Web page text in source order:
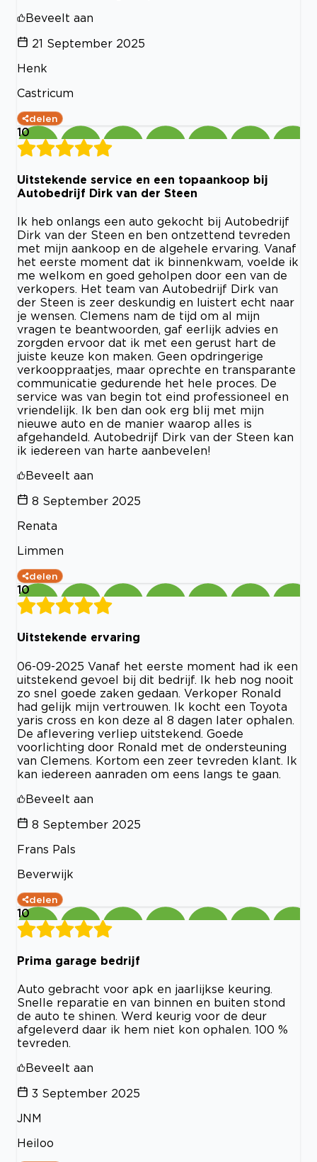
Beveelt aan
21 September 2025
Henk
Castricum
delen
10
Uitstekende service en een topaankoop bij
Autobedrijf Dirk van der Steen
Ik heb onlangs een auto gekocht bij Autobedrijf
Dirk van der Steen en ben ontzettend tevreden
met mijn aankoop en de algehele ervaring. Vanaf
het eerste moment dat ik binnenkwam, voelde ik
me welkom en goed geholpen door een van de
verkopers. Het team van Autobedrijf Dirk van
der Steen is zeer deskundig en luistert echt naar
je wensen. Clemens nam de tijd om al mijn
vragen te beantwoorden, gaf eerlijk advies en
zorgden ervoor dat ik met een gerust hart de
juiste keuze kon maken. Geen opdringerige
verkooppraatjes, maar oprechte en transparante
communicatie gedurende het hele proces. De
service was van begin tot eind professioneel en
vriendelijk. Ik ben dan ook erg blij met mijn
nieuwe auto en de manier waarop alles is
afgehandeld. Autobedrijf Dirk van der Steen kan
ik iedereen van harte aanbevelen!
Beveelt aan
8 September 2025
Renata
Limmen
delen
10
Uitstekende ervaring
06-09-2025 Vanaf het eerste moment had ik een
uitstekend gevoel bij dit bedrijf. Ik heb nog nooit
zo snel goede zaken gedaan. Verkoper Ronald
had gelijk mijn vertrouwen. Ik kocht een Toyota
yaris cross en kon deze al 8 dagen later ophalen.
De aflevering verliep uitstekend. Goede
voorlichting door Ronald met de ondersteuning
van Clemens. Kortom een zeer tevreden klant. Ik
kan iedereen aanraden om eens langs te gaan.
Beveelt aan
8 September 2025
Frans Pals
Beverwijk
delen
10
Prima garage bedrijf
Auto gebracht voor apk en jaarlijkse keuring.
Snelle reparatie en van binnen en buiten stond
de auto te shinen. Werd keurig voor de deur
afgeleverd daar ik hem niet kon ophalen. 100 %
tevreden.
Beveelt aan
3 September 2025
JNM
Heiloo